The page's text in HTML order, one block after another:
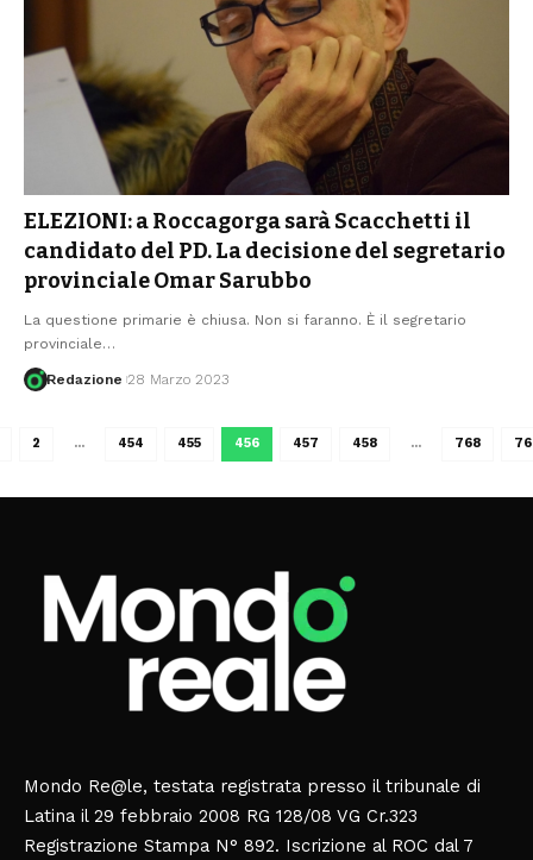
ELEZIONI: a Roccagorga sarà Scacchetti il
candidato del PD. La decisione del segretario
provinciale Omar Sarubbo
La questione primarie è chiusa. Non si faranno. È il segretario
provinciale…
Redazione 28 Marzo 2023
2 … 454 455 456 457 458 … 768
Mondo Re@le, testata registrata presso il tribunale di
Latina il 29 febbraio 2008 RG 128/08 VG Cr.323
Registrazione Stampa N° 892. Iscrizione al ROC dal 7